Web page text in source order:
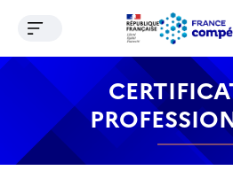
Contenu Recherche
Ouvrir le menu de